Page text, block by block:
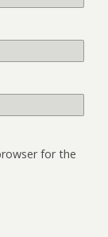
for the